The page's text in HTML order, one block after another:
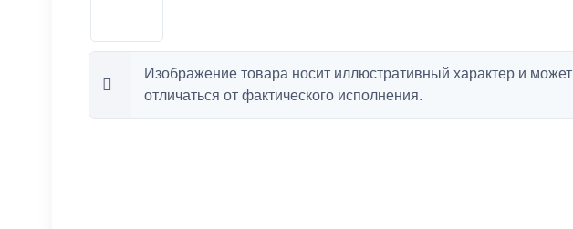
Изображение товара носит иллюстративный характер и может
отличаться от фактического исполнения.